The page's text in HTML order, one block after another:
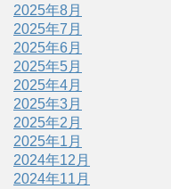
2025年8月
2025年7月
2025年6月
2025年5月
2025年4月
2025年3月
2025年2月
2025年1月
2024年12月
2024年11月